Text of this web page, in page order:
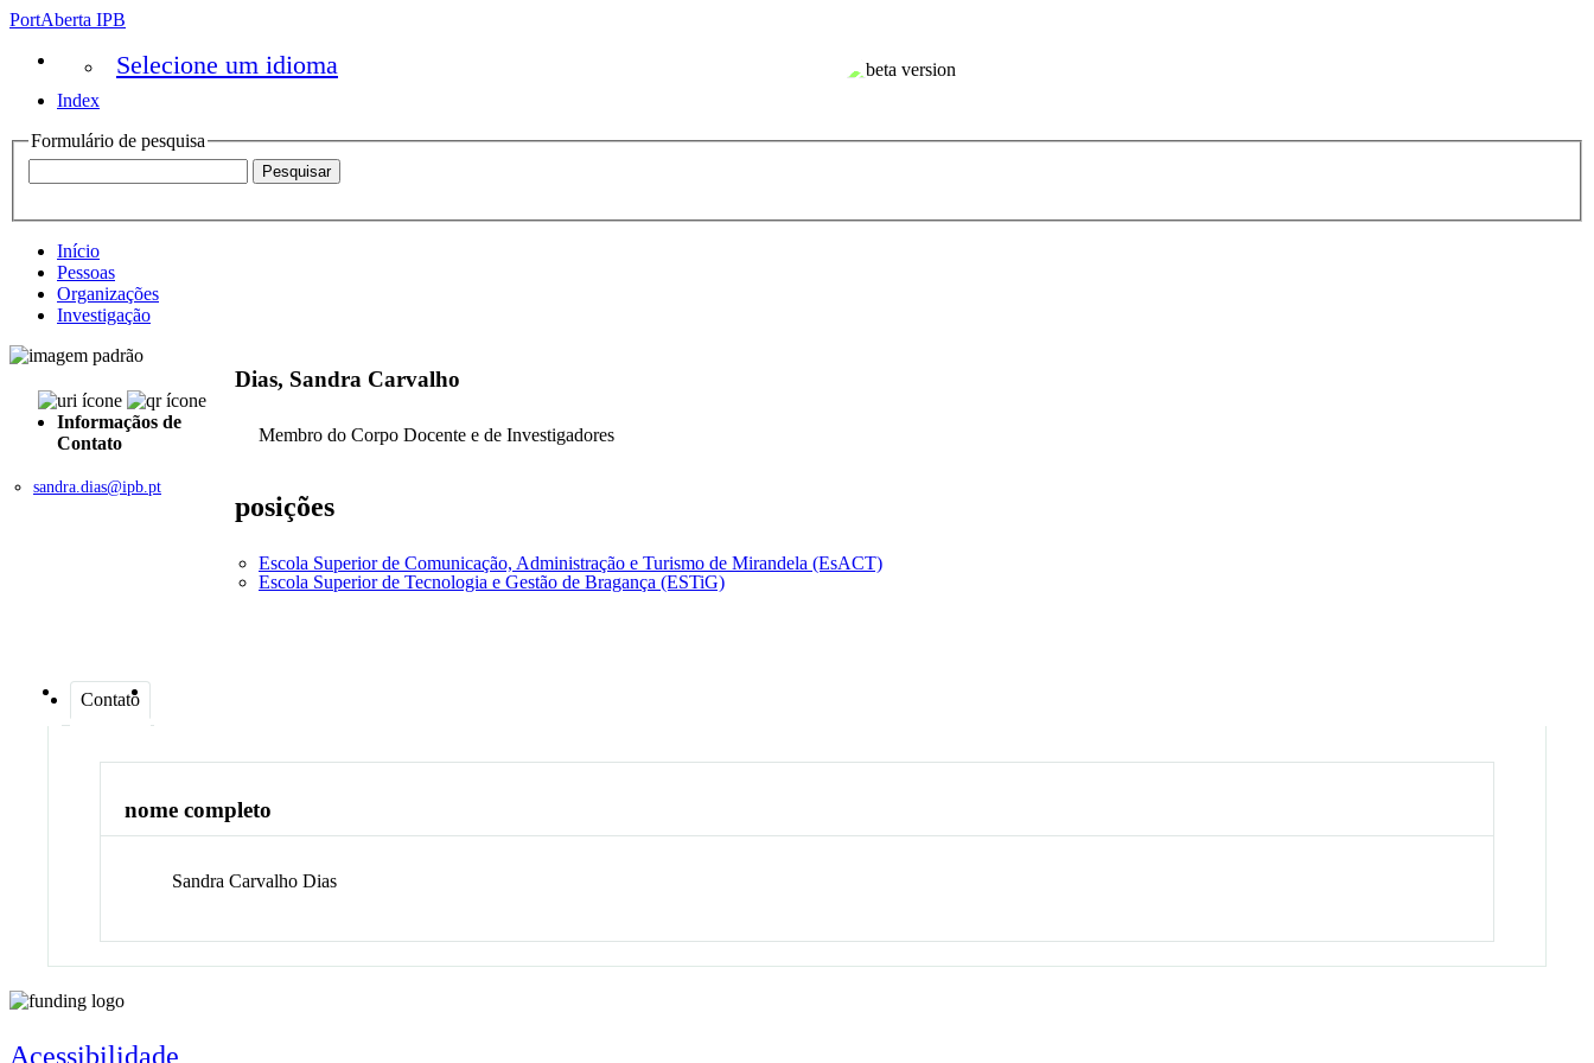
PortAberta IPB
Selecione um idioma
Index
Formulário de pesquisa
Início
Pessoas
Organizações
Investigação
Informaçãos de
Contato
sandra.dias@ipb.pt
Dias, Sandra Carvalho
Membro do Corpo Docente e de Investigadores
posições
Escola Superior de Comunicação, Administração e Turismo de Mirandela (EsACT)
Escola Superior de Tecnologia e Gestão de Bragança (ESTiG)
Contato
nome completo
Sandra Carvalho Dias
Acessibilidade